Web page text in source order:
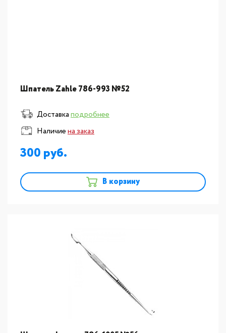
Шпатель Zahle 786-993 №52
Доставкаподробнее
Наличиена заказ
300
В корзину